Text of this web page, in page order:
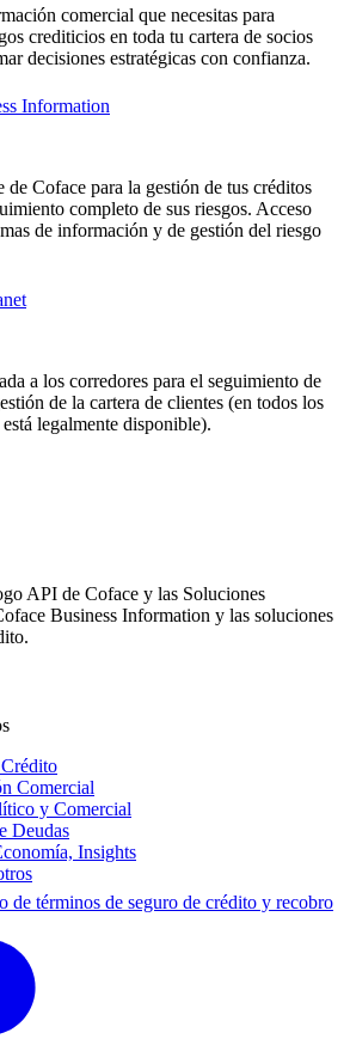
comercial que necesitas para
crediticios en toda tu cartera de socios
decisiones estratégicas con confianza.
Information
de Coface para la gestión de tus créditos
completo de sus riesgos. Acceso
de información y de gestión del riesgo
a los corredores para el seguimiento de
de la cartera de clientes (en todos los
legalmente disponible).
API de Coface y las Soluciones
Business Information y las soluciones
Comercial
y Comercial
Deudas
Insights
de términos de seguro de crédito y recobro